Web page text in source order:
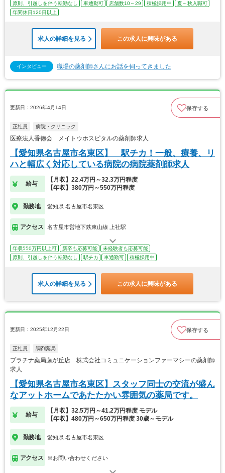
原則、引越しを伴う転勤なし
車通勤可 店舗数10～29 積極採用中
夏～秋入職可
年間休日120日以上
求人の詳細を見る この求人に興味がある
インタビュー 職場の薬剤師さんにお話を伺ってきました
更新日：2026年4月14日 保存する
正社員 病院・クリニック
医療法人香徳会 メイトウホスピタルの薬剤師求人
【愛知県名古屋市名東区】 駅チカ！一般、療養、リ
ハと幅広く対応している病院の病院薬剤師求人
給与
【月収】22.4万円～32.3万円程度
【年収】380万円～550万円程度
勤務地 愛知県 名古屋市名東区
アクセス 名古屋市営地下鉄東山線 上社駅
年収550万円以上可 新卒も応募可能
未経験者も応募可能
原則、引越しを伴う転勤なし
駅チカ 車通勤可 積極採用中
求人の詳細を見る この求人に興味がある
更新日：2025年12月22日 保存する
正社員 調剤薬局
プラチナ薬局藤が丘店 株式会社コミュニケーションファーマシーの薬剤師
求人
【愛知県名古屋市名東区】スタッフ同士の交流が盛ん
なアットホームであたたかい雰囲気の薬局です。
給与
【月収】32.5万円～41.2万円程度 モデル
【年収】480万円～650万円程度 30歳～モデル
勤務地 愛知県 名古屋市名東区
アクセス ※お問い合わせください